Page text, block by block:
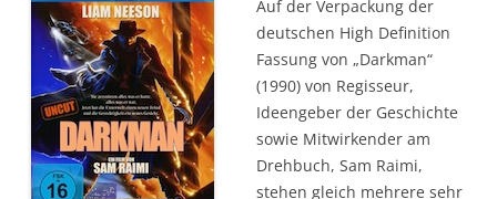
Auf der Verpackung der
deutschen High Definition
Fassung von „Darkman“
(1990) von Regisseur,
Ideengeber der Geschichte
sowie Mitwirkender am
Drehbuch, Sam Raimi,
stehen gleich mehrere sehr